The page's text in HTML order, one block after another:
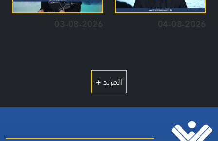
04-08-2026
03-08-2026
المزيد +